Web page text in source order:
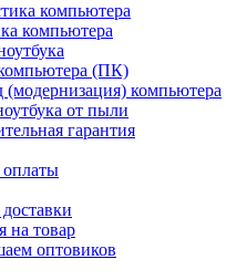
компьютера
компьютера
(ПК)
(модернизация) компьютера
от пыли
гарантия
оплаты
на товар
оптовиков